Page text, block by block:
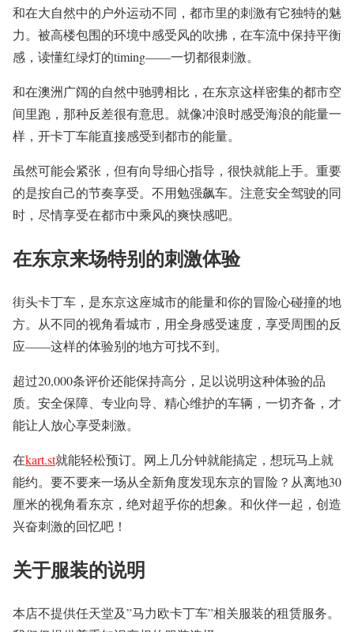
和在大自然中的户外运动不同，都市里的刺激有它独特的魅
力。被高楼包围的环境中感受风的吹拂，在车流中保持平衡
感，读懂红绿灯的timing——一切都很刺激。
和在澳洲广阔的自然中驰骋相比，在东京这样密集的都市空
间里跑，那种反差很有意思。就像冲浪时感受海浪的能量一
样，开卡丁车能直接感受到都市的能量。
虽然可能会紧张，但有向导细心指导，很快就能上手。重要
的是按自己的节奏享受。不用勉强飙车。注意安全驾驶的同
时，尽情享受在都市中乘风的爽快感吧。
在东京来场特别的刺激体验
街头卡丁车，是东京这座城市的能量和你的冒险心碰撞的地
方。从不同的视角看城市，用全身感受速度，享受周围的反
应——这样的体验别的地方可找不到。
超过20,000条评价还能保持高分，足以说明这种体验的品
质。安全保障、专业向导、精心维护的车辆，一切齐备，才
能让人放心享受刺激。
在kart.st就能轻松预订。网上几分钟就能搞定，想玩马上就
能约。要不要来一场从全新角度发现东京的冒险？从离地30
厘米的视角看东京，绝对超乎你的想象。和伙伴一起，创造
兴奋刺激的回忆吧！
关于服装的说明
本店不提供任天堂及”马力欧卡丁车”相关服装的租赁服务。